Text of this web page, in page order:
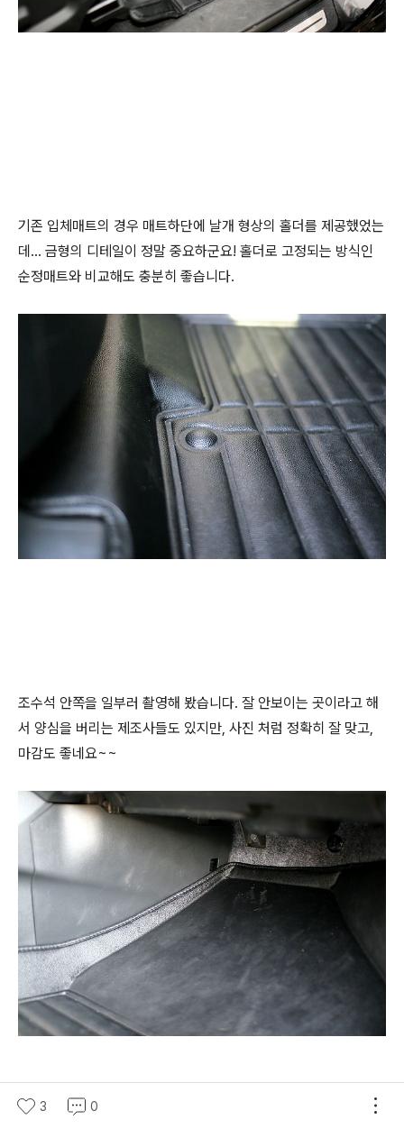
기존 입체매트의 경우 매트하단에 날개 형상의 홀더를 제공했었는
데... 금형의 디테일이 정말 중요하군요! 홀더로 고정되는 방식인
순정매트와 비교해도 충분히 좋습니다.
조수석 안쪽을 일부러 촬영해 봤습니다. 잘 안보이는 곳이라고 해
서 양심을 버리는 제조사들도 있지만, 사진 처럼 정확히 잘 맞고,
마감도 좋네요~~
3 0